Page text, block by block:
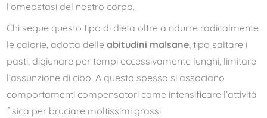
l’omeostasi del nostro corpo.
Chi segue questo tipo di dieta oltre a ridurre radicalmente
le calorie, adotta delleabitudini malsane, tipo saltare i
pasti, digiunare per tempi eccessivamente lunghi, limitare
l’assunzione di cibo. A questo spesso si associano
comportamenti compensatori come intensificare l’attività
fisica per bruciare moltissimi grassi.